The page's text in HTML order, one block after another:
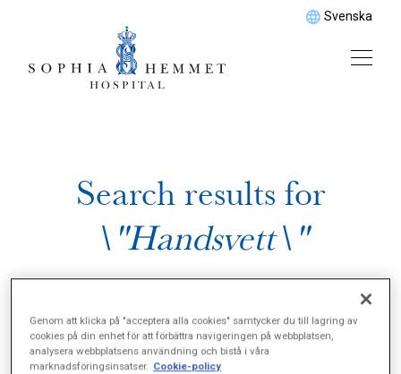
Svenska
Search results for
\"Handsvett\"
Genom att klicka på "acceptera alla cookies" samtycker du till lagring av
cookies på din enhet för att förbättra navigeringen på webbplatsen,
analysera webbplatsens användning och bistå i våra
marknadsföringsinsatser. Cookie-policy